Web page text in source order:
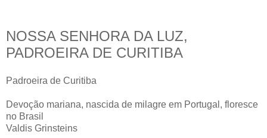
NOSSA SENHORA DA LUZ,
PADROEIRA DE CURITIBA
Padroeira de Curitiba
Devoção mariana, nascida de milagre em Portugal, floresce
no Brasil
Valdis Grinsteins